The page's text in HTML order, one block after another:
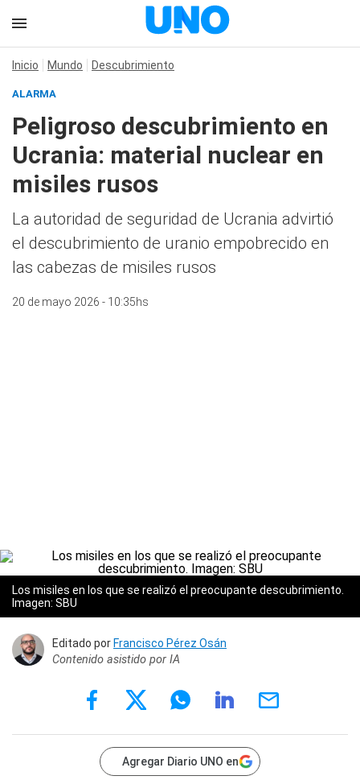
Inicio Mundo Descubrimiento
ALARMA
Peligroso descubrimiento en
Ucrania: material nuclear en
misiles rusos
La autoridad de seguridad de Ucrania advirtió
el descubrimiento de uranio empobrecido en
las cabezas de misiles rusos
20 de mayo 2026 - 10:35hs
Los misiles en los que se realizó el preocupante descubrimiento.
Imagen: SBU
Editado porFrancisco Pérez Osán
Contenido asistido por IA
Agregar Diario UNO en